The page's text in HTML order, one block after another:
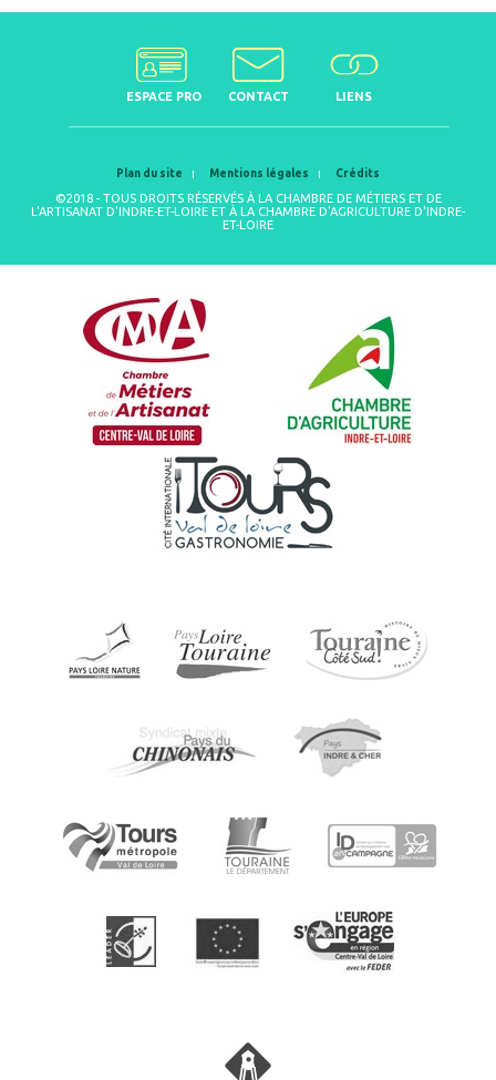
ESPACE PRO CONTACT LIENS
Plan du site Mentions légales Crédits
©2018 - TOUS DROITS RÉSERVÉS À LA CHAMBRE DE MÉTIERS ET DE
L'ARTISANAT D'INDRE-ET-LOIRE ET À LA CHAMBRE D'AGRICULTURE D'INDRE-
ET-LOIRE